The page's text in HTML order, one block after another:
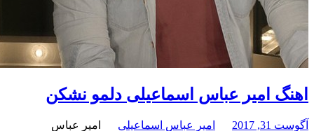
عباس اسماعیلی دلمو نشکن
امیر عباس اسماعیلی
امیر عباس